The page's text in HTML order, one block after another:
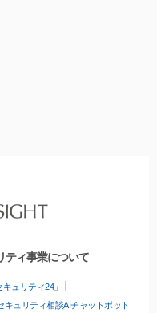
ティ事業について
ュリティ24」
キュリティ相談AIチャットボット